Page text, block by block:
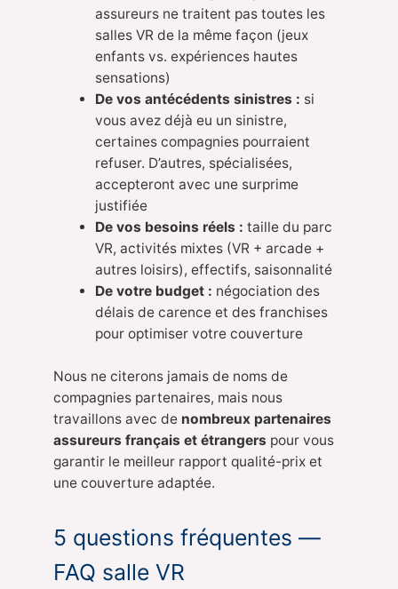
assureurs ne traitent pas toutes les
salles VR de la même façon (jeux
enfants vs. expériences hautes
sensations)
De vos antécédents sinistres : si
vous avez déjà eu un sinistre,
certaines compagnies pourraient
refuser. D’autres, spécialisées,
accepteront avec une surprime
justifiée
De vos besoins réels : taille du parc
VR, activités mixtes (VR + arcade +
autres loisirs), effectifs, saisonnalité
De votre budget : négociation des
délais de carence et des franchises
pour optimiser votre couverture
Nous ne citerons jamais de noms de
compagnies partenaires, mais nous
travaillons avec de nombreux partenaires
assureurs français et étrangers pour vous
garantir le meilleur rapport qualité-prix et
une couverture adaptée.
5 questions fréquentes —
FAQ salle VR